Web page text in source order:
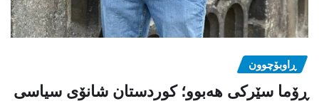
ڕاوبۆچوون
ڕۆما سێرکی هەبوو؛ کوردستان شانۆی سیاسی